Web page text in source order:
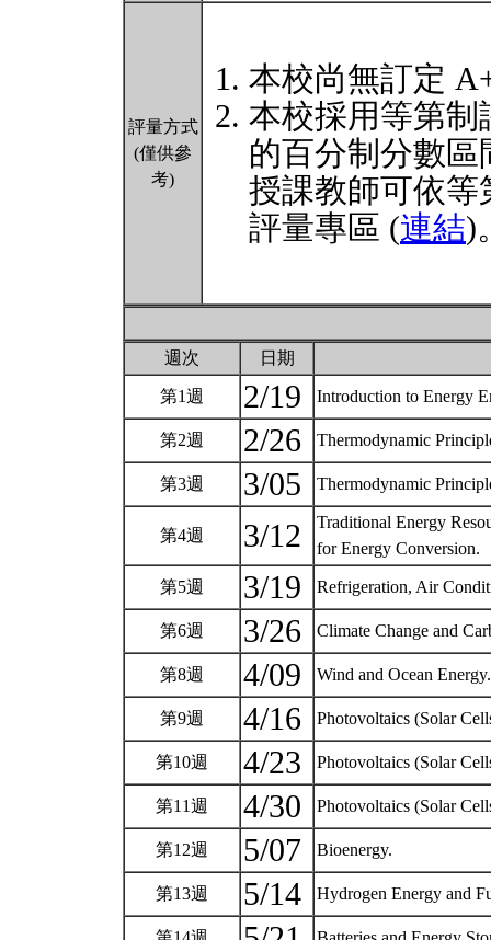
評量方式
(僅供參
考)
本校尚無訂定
本校採用等第
的百分制分數
授課教師可依
評量專區 (連結)
週次 日期
第1週 2/19 Introduction to Energy
第2週 2/26 Thermodynamic
第3週 3/05 Thermodynamic
第4週 3/12
Traditional Energy
for Energy Conversion.
第5週 3/19 Refrigeration, Air
第6週 3/26 Climate Change and
第8週 4/09 Wind and Ocean
第9週 4/16 Photovoltaics (Solar
第10週 4/23 Photovoltaics (Solar
第11週 4/30 Photovoltaics (Solar
第12週 5/07 Bioenergy.
第13週 5/14 Hydrogen Energy and